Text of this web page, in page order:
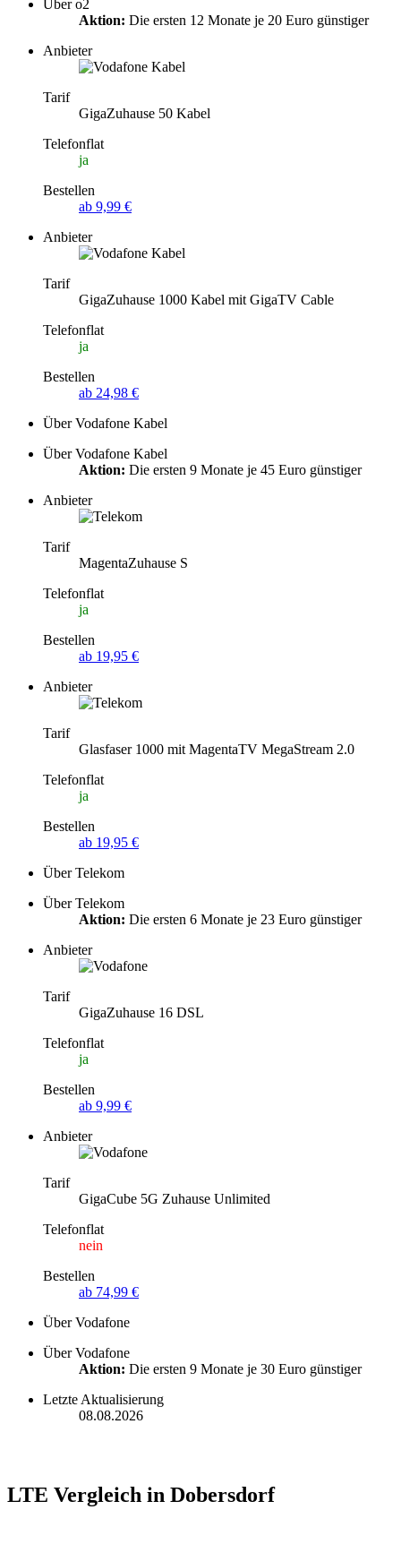
Über o2
Aktion: Die ersten 12 Monate je 20 Euro günstiger
Anbieter
Tarif
GigaZuhause 50 Kabel
Telefonflat
ja
Bestellen
ab 9,99 €
Anbieter
Tarif
GigaZuhause 1000 Kabel mit GigaTV Cable
Telefonflat
ja
Bestellen
ab 24,98 €
Über Vodafone Kabel
Über Vodafone Kabel
Aktion: Die ersten 9 Monate je 45 Euro günstiger
Anbieter
Tarif
MagentaZuhause S
Telefonflat
ja
Bestellen
ab 19,95 €
Anbieter
Tarif
Glasfaser 1000 mit MagentaTV MegaStream 2.0
Telefonflat
ja
Bestellen
ab 19,95 €
Über Telekom
Über Telekom
Aktion: Die ersten 6 Monate je 23 Euro günstiger
Anbieter
Tarif
GigaZuhause 16 DSL
Telefonflat
ja
Bestellen
ab 9,99 €
Anbieter
Tarif
GigaCube 5G Zuhause Unlimited
Telefonflat
nein
Bestellen
ab 74,99 €
Über Vodafone
Über Vodafone
Aktion: Die ersten 9 Monate je 30 Euro günstiger
Letzte Aktualisierung
08.08.2026
LTE Vergleich in Dobersdorf